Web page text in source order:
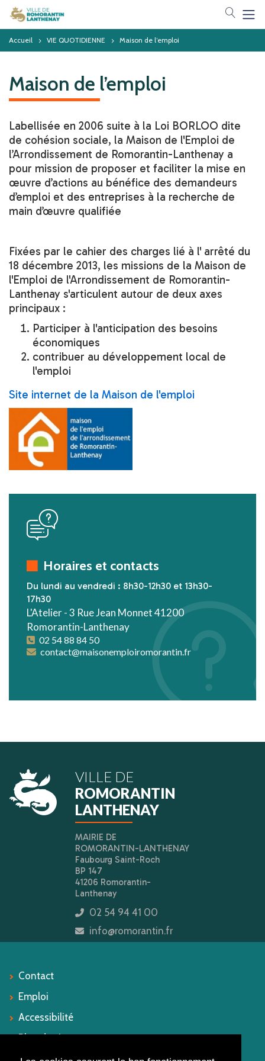
Votre
Accueil VIE QUOTIDIENNE Maison de l’emploi
Maison de l’emploi
Labellisée en 2006 suite à la Loi BORLOO dite
de cohésion sociale, la Maison de l'Emploi de
l’Arrondissement de Romorantin-Lanthenay a
pour mission de proposer et faciliter la mise en
œuvre d’actions au bénéfice des demandeurs
d’emploi et des entreprises à la recherche de
main d’œuvre qualifiée
Fixées par le cahier des charges lié à l' arrêté du
18 décembre 2013, les missions de la Maison de
l'Emploi de l'Arrondissement de Romorantin-
Lanthenay s'articulent autour de deux axes
principaux :
Participer à l'anticipation des besoins
économiques
contribuer au développement local de
l'emploi
Site internet de la Maison de l'emploi
Horaires et contacts
Du lundi au vendredi : 8h30-12h30 et 13h30-
17h30
L'Atelier - 3 Rue Jean Monnet 41200
Romorantin-Lanthenay
02 54 88 84 50
contact@maisonemploiromorantin.fr
VILLE DE
ROMORANTIN
LANTHENAY
MAIRIE DE
ROMORANTIN-LANTHENAY
Faubourg Saint-Roch
BP 147
41206 Romorantin-
Lanthenay
icon
02 54 94 41 00
icon
info@romorantin.fr
Contact
Emploi
Accessibilité
Plan du site
Mentions légales